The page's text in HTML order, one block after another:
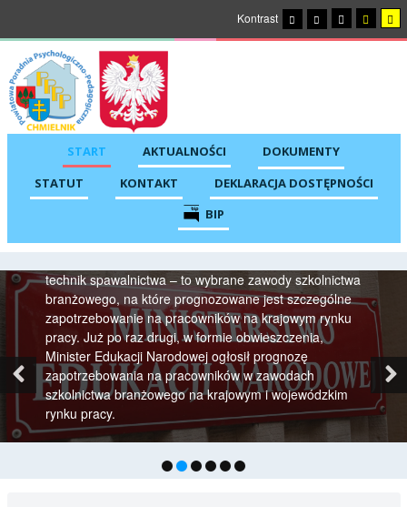
Kontrast
START AKTUALNOŚCI
DOKUMENTY
STATUT
KONTAKT
DEKLARACJA DOSTĘPNOŚCI
BIP
Zawody potrzebne na rynku pracy –
obwieszczenie Ministra Edukacji
Automatyk, kierowca mechanik, mechatronik, murarz-
technik spawalnictwa – to wybrane zawody szkolnictwa
branżowego, na które prognozowane jest szczególne
zapotrzebowanie na pracowników na krajowym rynku
pracy. Już po raz drugi, w formie obwieszczenia,
Minister Edukacji Narodowej ogłosił prognozę
zapotrzebowania na pracowników w zawodach
szkolnictwa branżowego na krajowym i wojewódzkim
rynku pracy.
Previous